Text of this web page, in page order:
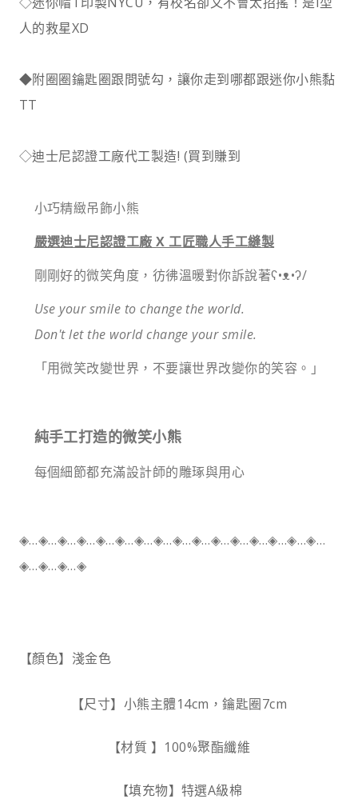
人的救星XD
◆附圈圈鑰匙圈跟問號勾， 讓你走到哪都跟迷你小熊黏
TT
◇迪士尼認證工廠代工製造! (買到賺到
小巧精緻吊飾小熊
嚴選迪士尼認證工廠 X 工匠職人手工縫製
剛剛好的微笑角度，彷彿溫暖對你訴說著ʕ•ᴥ•ʔ/
Use your smile to change the world.
Don't let the world change your smile.
「用微笑改變世界，不要讓世界改變你的笑容。」
純手工打造的微笑小熊
每個細節都充滿設計師的雕琢與用心
◈…◈…◈…◈…◈…◈…◈…◈…◈…◈…◈…◈…◈…◈…◈…◈…
◈…◈…◈…◈
【顏色】淺金色
【尺寸】小熊主體14cm，鑰匙圈7cm
【材質 】100%聚酯纖維
【填充物】特選A級棉